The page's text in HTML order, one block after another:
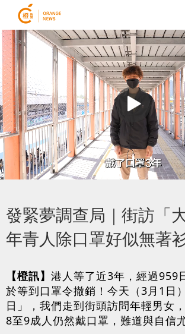
發緊夢調查局｜街訪「
年青人除口罩好似無著
【橙訊】 港人等了近3年，經過959
於等到口罩令撤銷！今天（3月1日
日」，我們走到街頭訪問年輕男女
8至9成人仍然戴口罩，難道與自信